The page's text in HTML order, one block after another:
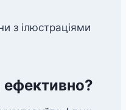
з ілюстраціями
ефективно?